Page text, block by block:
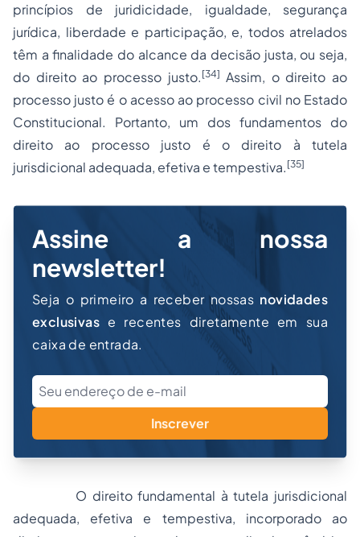
princípios de juridicidade, igualdade, segurança
jurídica, liberdade e participação, e, todos atrelados
têm a finalidade do alcance da decisão justa, ou seja,
do direito ao processo justo. [34] Assim, o direito ao
processo justo é o acesso ao processo civil no Estado
Constitucional. Portanto, um dos fundamentos do
direito ao processo justo é o direito à tutela
jurisdicional adequada, efetiva e tempestiva. [35]
Assine a nossa
newsletter!
Seja o primeiro a receber nossas novidades
exclusivas e recentes diretamente em sua
caixa de entrada.
Inscrever
O direito fundamental à tutela jurisdicional
adequada, efetiva e tempestiva, incorporado ao